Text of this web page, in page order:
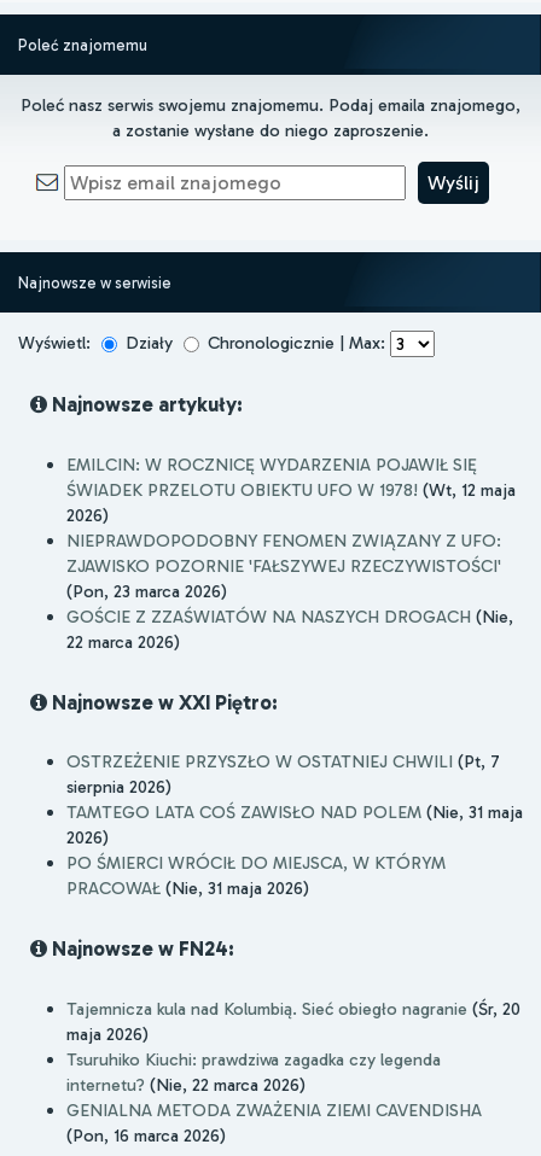
Poleć znajomemu
Poleć nasz serwis swojemu znajomemu. Podaj emaila znajomego,
a zostanie wysłane do niego zaproszenie.
Najnowsze w serwisie
Wyświetl: Działy Chronologicznie | Max:
Najnowsze artykuły:
EMILCIN: W ROCZNICĘ WYDARZENIA POJAWIŁ SIĘ
ŚWIADEK PRZELOTU OBIEKTU UFO W 1978! (Wt, 12 maja
2026)
NIEPRAWDOPODOBNY FENOMEN ZWIĄZANY Z UFO:
ZJAWISKO POZORNIE 'FAŁSZYWEJ RZECZYWISTOŚCI'
(Pon, 23 marca 2026)
GOŚCIE Z ZZAŚWIATÓW NA NASZYCH DROGACH (Nie,
22 marca 2026)
Najnowsze w XXI Piętro:
OSTRZEŻENIE PRZYSZŁO W OSTATNIEJ CHWILI (Pt, 7
sierpnia 2026)
TAMTEGO LATA COŚ ZAWISŁO NAD POLEM (Nie, 31 maja
2026)
PO ŚMIERCI WRÓCIŁ DO MIEJSCA, W KTÓRYM
PRACOWAŁ (Nie, 31 maja 2026)
Najnowsze w FN24:
Tajemnicza kula nad Kolumbią. Sieć obiegło nagranie (Śr, 20
maja 2026)
Tsuruhiko Kiuchi: prawdziwa zagadka czy legenda
internetu? (Nie, 22 marca 2026)
GENIALNA METODA ZWAŻENIA ZIEMI CAVENDISHA
(Pon, 16 marca 2026)